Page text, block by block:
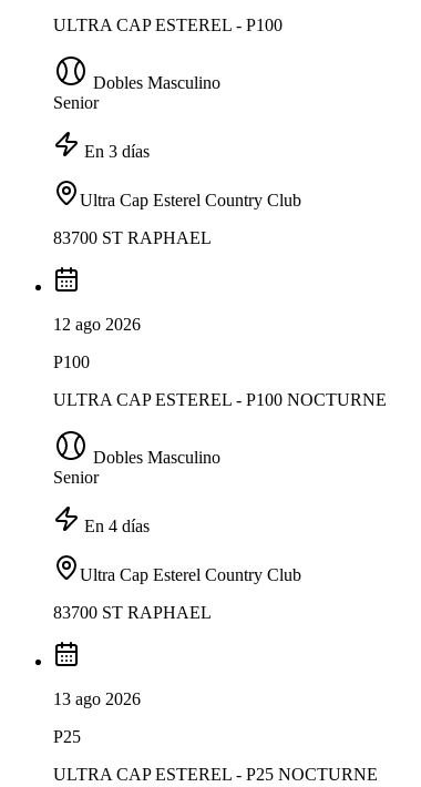
ULTRA CAP ESTEREL - P100
Dobles Masculino
Senior
En 3 días
Ultra Cap Esterel Country Club
83700 ST RAPHAEL
12 ago 2026
P100
ULTRA CAP ESTEREL - P100 NOCTURNE
Dobles Masculino
Senior
En 4 días
Ultra Cap Esterel Country Club
83700 ST RAPHAEL
13 ago 2026
P25
ULTRA CAP ESTEREL - P25 NOCTURNE